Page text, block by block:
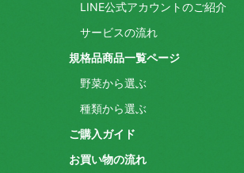
LINE公式アカウントのご紹介
サービスの流れ
規格品商品一覧ページ
野菜から選ぶ
種類から選ぶ
ご購入ガイド
お買い物の流れ